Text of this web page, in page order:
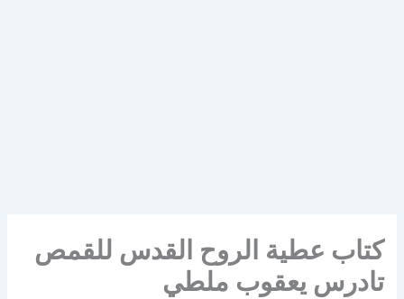
كتاب عطية الروح القدس للقمص
تادرس يعقوب ملطي